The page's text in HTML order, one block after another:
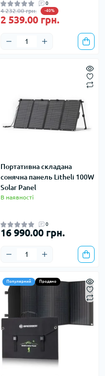
0
4 232.00 грн. -40%
2 539.00 грн.
Портативна складана
сонячна панель Litheli 100W
Solar Panel
В наявності
0
16 990.00 грн.
Популярний Продано